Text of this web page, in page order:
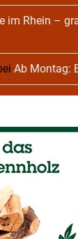
im Rhein –
Ab Montag: